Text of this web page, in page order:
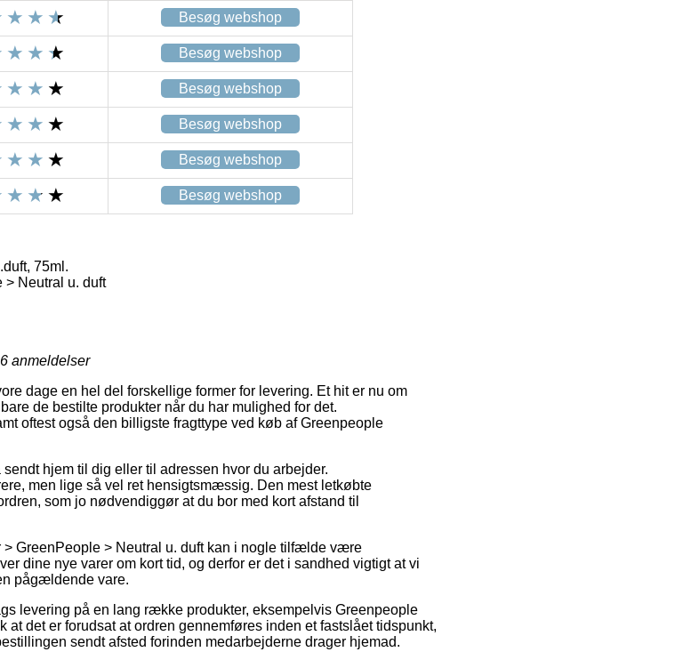
Besøg webshop
Besøg webshop
Besøg webshop
Besøg webshop
Besøg webshop
Besøg webshop
75ml.
> Neutral u. duft
anmeldelser
dage en hel del forskellige former for levering. Et hit er nu om
de bestilte produkter når du har mulighed for det.
oftest også den billigste fragttype ved køb af Greenpeople
hjem til dig eller til adressen hvor du arbejder.
men lige så vel ret hensigtsmæssig. Den mest letkøbte
som jo nødvendiggør at du bor med kort afstand til
GreenPeople > Neutral u. duft kan i nogle tilfælde være
dine nye varer om kort tid, og derfor er det i sandhed vigtigt at vi
pågældende vare.
levering på en lang række produkter, eksempelvis Greenpeople
at det er forudsat at ordren gennemføres inden et fastslået tidspunkt,
sendt afsted forinden medarbejderne drager hjemad.